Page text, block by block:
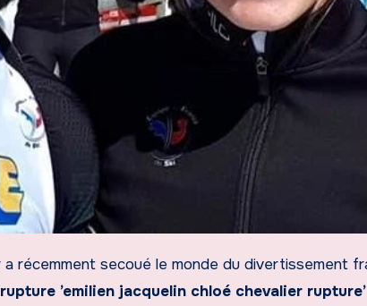
rupture ’emilien jacquelin chloé chevalier rupture’